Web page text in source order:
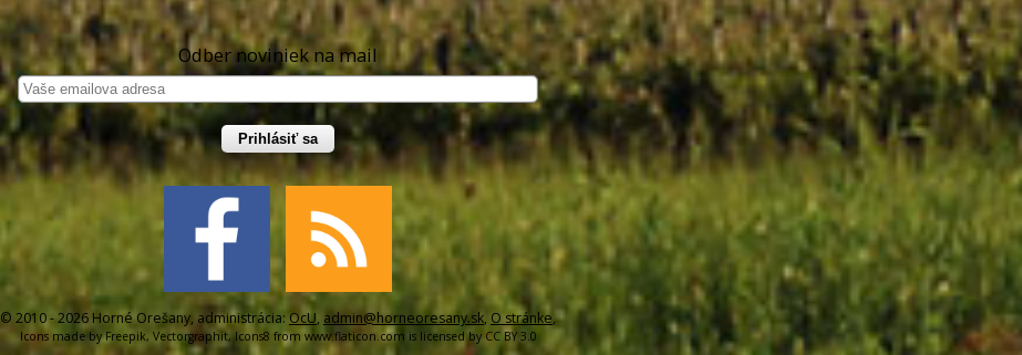
Odber noviniek na mail
Prihlásiť sa
© 2010 - 2026 Horné Orešany, administrácia: OcU, admin@horneoresany.sk, O stránke,
Icons made byFreepik, Vectorgraphit,Icons8 from www.flaticon.com is licensed by CC BY 3.0